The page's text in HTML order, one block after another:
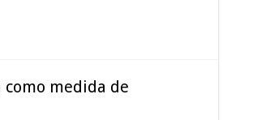
medida de